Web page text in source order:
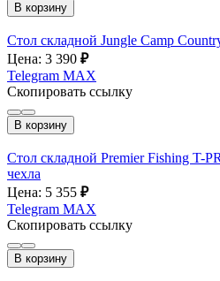
В корзину
Стол складной Jungle Camp
Цена: 3 390 ₽
Telegram MAX
Скопировать ссылку
В корзину
Стол складной Premier Fishing T-
чехла
Цена: 5 355 ₽
Telegram MAX
Скопировать ссылку
В корзину